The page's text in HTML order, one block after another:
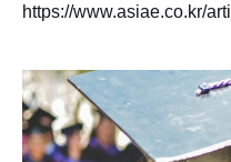
https://www.asiae.co.kr/